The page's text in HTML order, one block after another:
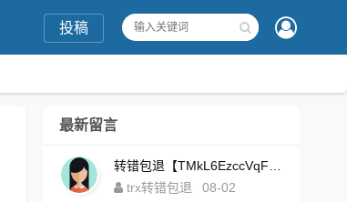
投稿
最新留言
trx转错包退
08-02